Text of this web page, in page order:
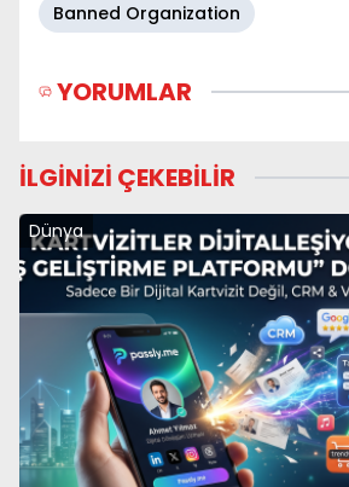
Banned Organization
YORUMLAR
İLGİNİZİ ÇEKEBİLİR
Dünya